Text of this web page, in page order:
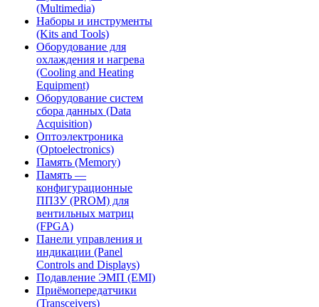
(Multimedia)
Наборы и инструменты
(Kits and Tools)
Оборудование для
охлаждения и нагрева
(Cooling and Heating
Equipment)
Оборудование систем
сбора данных (Data
Acquisition)
Оптоэлектроника
(Optoelectronics)
Память (Memory)
Память —
конфигурационные
ППЗУ (PROM) для
вентильных матриц
(FPGA)
Панели управления и
индикации (Panel
Controls and Displays)
Подавление ЭМП (EMI)
Приёмопередатчики
(Transceivers)